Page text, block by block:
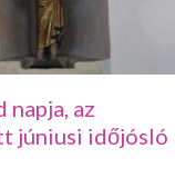
napja, az
júniusi időjósló